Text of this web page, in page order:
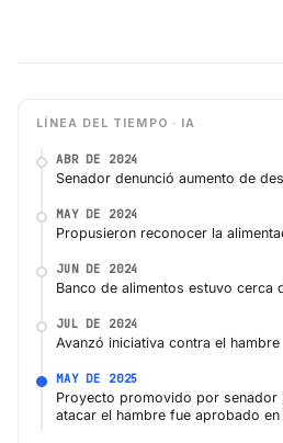
LÍNEA DEL TIEMPO · IA
ABR DE 2024
Senador denunció aumento de
MAY DE 2024
Propusieron reconocer la
JUN DE 2024
Banco de alimentos estuvo cerca
JUL DE 2024
Avanzó iniciativa contra el hambre
MAY DE 2025
Proyecto promovido por senador
atacar el hambre fue aprobado